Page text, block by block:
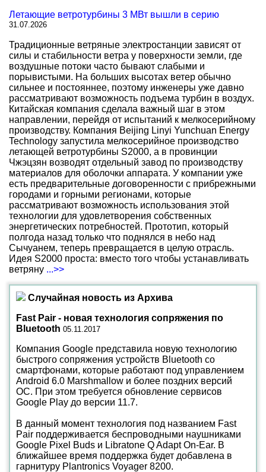
Летающие ветротурбины 3 МВт вышли в серию
31.07.2026
Традиционные ветряные электростанции зависят от
силы и стабильности ветра у поверхности земли, где
воздушные потоки часто бывают слабыми и
порывистыми. На больших высотах ветер обычно
сильнее и постояннее, поэтому инженеры уже давно
рассматривают возможность подъема турбин в воздух.
Китайская компания сделала важный шаг в этом
направлении, перейдя от испытаний к мелкосерийному
производству. Компания Beijing Linyi Yunchuan Energy
Technology запустила мелкосерийное производство
летающей ветротурбины S2000, а в провинции
Чжэцзян возводят отдельный завод по производству
материалов для оболочки аппарата. У компании уже
есть предварительные договоренности с прибрежными
городами и горными регионами, которые
рассматривают возможность использования этой
технологии для удовлетворения собственных
энергетических потребностей. Прототип, который
полгода назад только что поднялся в небо над
Сычуанем, теперь превращается в целую отрасль.
Идея S2000 проста: вместо того чтобы устанавливать
ветряну ...>>
Случайная новость из Архива
Fast Pair - новая технология сопряжения по
Bluetooth 05.11.2017
Компания Google представила новую технологию
быстрого сопряжения устройств Bluetooth со
смартфонами, которые работают под управлением
Android 6.0 Marshmallow и более поздних версий
ОС. При этом требуется обновление сервисов
Google Play до версии 11.7.
В данный момент технология под названием Fast
Pair поддерживается беспроводными наушниками
Google Pixel Buds и Libratone Q Adapt On-Ear. В
ближайшее время поддержка будет добавлена в
гарнитуру Plantronics Voyager 8200.